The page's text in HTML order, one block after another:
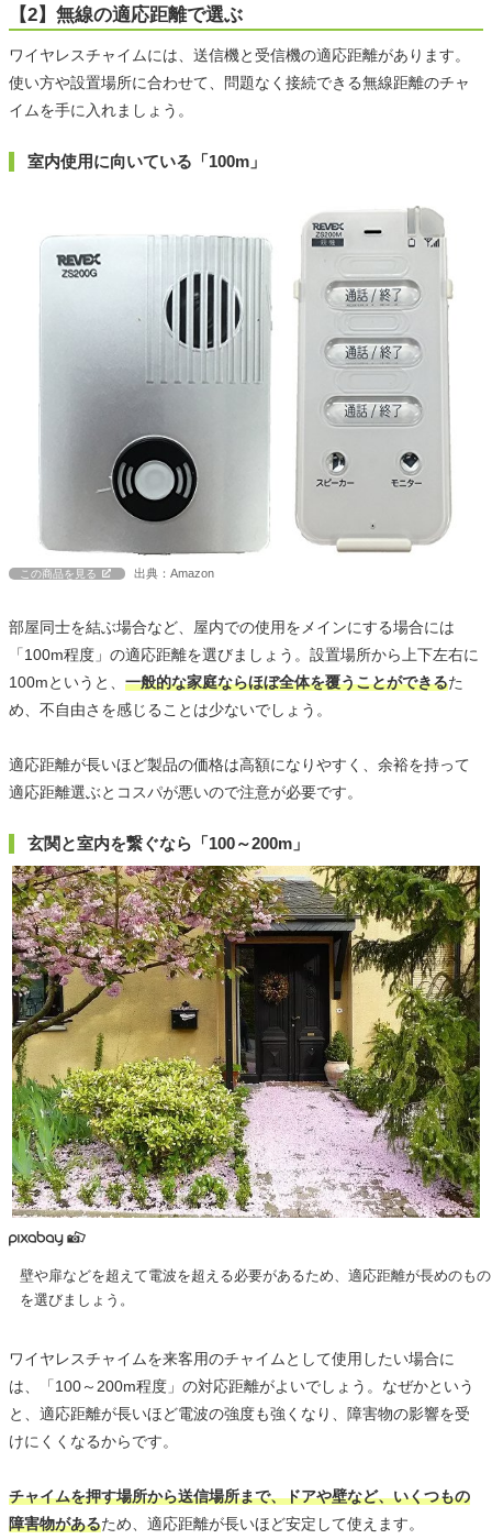
【2】無線の適応距離で選ぶ
ワイヤレスチャイムには、送信機と受信機の適応距離があります。
使い方や設置場所に合わせて、問題なく接続できる無線距離のチャ
イムを手に入れましょう。
室内使用に向いている「100m」
この商品を見る 出典：Amazon
部屋同士を結ぶ場合など、屋内での使用をメインにする場合には
「100m程度」の適応距離を選びましょう。設置場所から上下左右に
100mというと、 一般的な家庭ならほぼ全体を覆うことができるた
め、不自由さを感じることは少ないでしょう。
適応距離が長いほど製品の価格は高額になりやすく、余裕を持って
適応距離選ぶとコスパが悪いので注意が必要です。
玄関と室内を繋ぐなら「100～200m」
壁や扉などを超えて電波を超える必要があるため、適応距離が長めのもの
を選びましょう。
ワイヤレスチャイムを来客用のチャイムとして使用したい場合に
は、「100～200m程度」の対応距離がよいでしょう。なぜかという
と、適応距離が長いほど電波の強度も強くなり、障害物の影響を受
けにくくなるからです。
チャイムを押す場所から送信場所まで、ドアや壁など、いくつもの
障害物があるため、適応距離が長いほど安定して使えます。